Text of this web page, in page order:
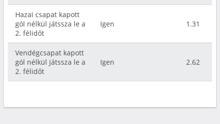
Hazai csapat kapott
gól nélkül játssza le a
2. félidőt
Igen 1.31
Vendégcsapat kapott
gól nélkül játssza le a
2. félidőt
Igen 2.62